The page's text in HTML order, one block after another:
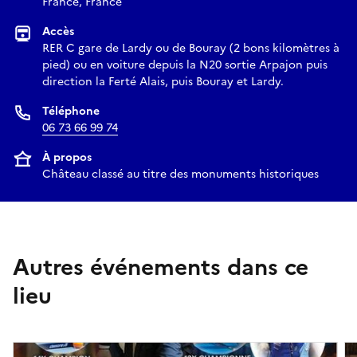
Accès
RER C gare de Lardy ou de Bouray (2 bons kilomètres à
pied) ou en voiture depuis la N20 sortie Arpajon puis
direction la Ferté Alais, puis Bouray et Lardy.
Téléphone
06 73 66 99 74
À propos
Château classé au titre des monuments historiques
Autres événements dans ce
lieu